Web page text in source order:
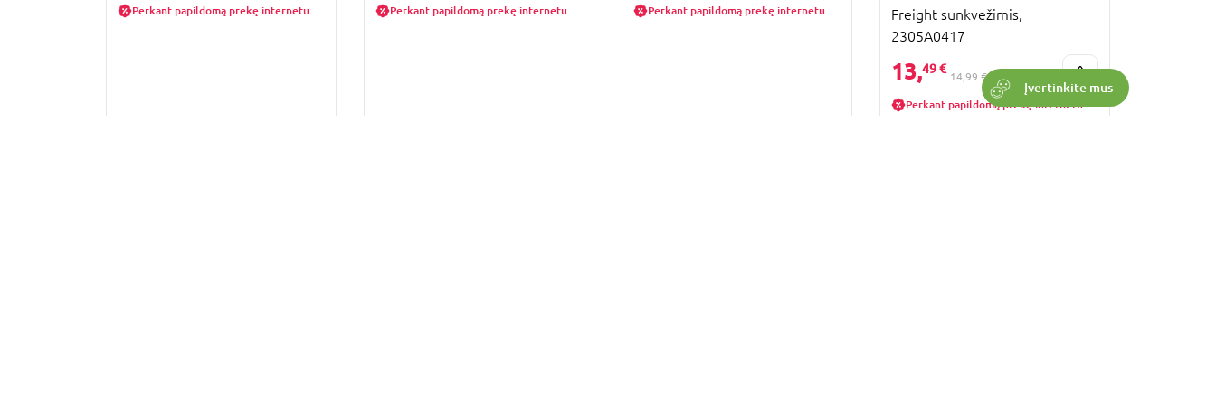
Perkant papildomą prekę internetu Perkant papildomą prekę internetu Perkant papildomą prekę internetu
Freight sunkvežimis,
2305A0417
13,49 €
14,99 €
Perkant papildomą prekę internetu
Įvertinkite mus